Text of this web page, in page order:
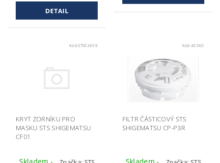
DETAIL
Kód:STS02659
KRYT ZORNÍKU PRO
MASKU STS SHIGEMATSU
CF01
Kód: 40360
FILTR ČÁSTICOVÝ STS
SHIGEMATSU CP-P3R